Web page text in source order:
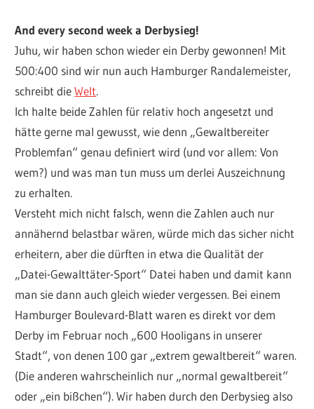
And every second week a Derbysieg!
Juhu, wir haben schon wieder ein Derby gewonnen! Mit
500:400 sind wir nun auch Hamburger Randalemeister,
schreibt dieWelt.
Ich halte beide Zahlen für relativ hoch angesetzt und
hätte gerne mal gewusst, wie denn „Gewaltbereiter
Problemfan“ genau definiert wird (und vor allem: Von
wem?) und was man tun muss um derlei Auszeichnung
zu erhalten.
Versteht mich nicht falsch, wenn die Zahlen auch nur
annähernd belastbar wären, würde mich das sicher nicht
erheitern, aber die dürften in etwa die Qualität der
„Datei-Gewalttäter-Sport“ Datei haben und damit kann
man sie dann auch gleich wieder vergessen. Bei einem
Hamburger Boulevard-Blatt waren es direkt vor dem
Derby im Februar noch „600 Hooligans in unserer
Stadt“, von denen 100 gar „extrem gewaltbereit“ waren.
(Die anderen wahrscheinlich nur „normal gewaltbereit“
oder „ein bißchen“). Wir haben durch den Derbysieg also